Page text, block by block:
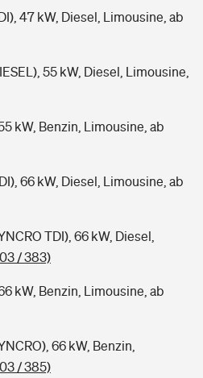
47 kW, Diesel, Limousine, ab
55 kW, Diesel, Limousine,
kW, Benzin, Limousine, ab
66 kW, Diesel, Limousine, ab
TDI), 66 kW, Diesel,
/ 383)
kW, Benzin, Limousine, ab
66 kW, Benzin,
/ 385)